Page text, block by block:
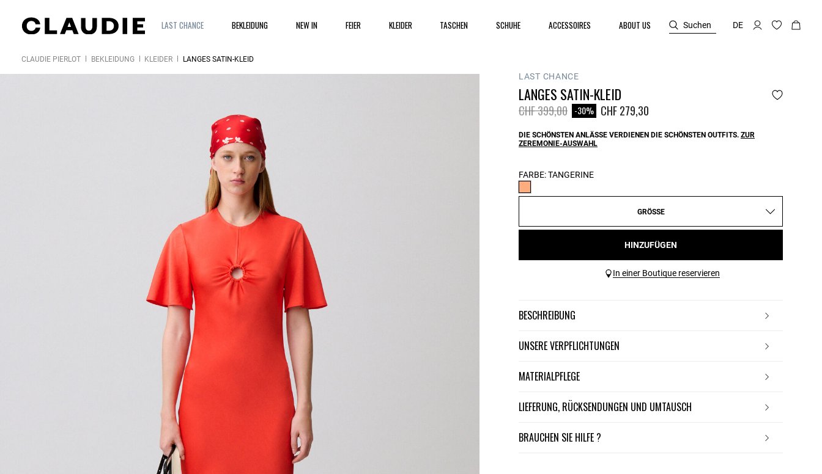
LAST CHANCE BEKLEIDUNG NEW IN FEIER KLEIDER TASCHEN SCHUHE ACCESSOIRES ABOUT US Suchen DE
CLAUDIE PIERLOT BEKLEIDUNG KLEIDER LANGES SATIN-KLEID
LAST CHANCE
LANGES SATIN-KLEID
Price reduced from
CHF 399,00to-30% CHF 279,30
DIE SCHÖNSTEN ANLÄSSE VERDIENEN DIE SCHÖNSTEN OUTFITS. ZUR
ZEREMONIE-AUSWAHL
FARBE:TANGERINE
GRÖSSE
HINZUFÜGEN
In einer Boutique reservieren
BESCHREIBUNG
UNSERE VERPFLICHTUNGEN
MATERIALPFLEGE
LIEFERUNG, RÜCKSENDUNGEN UND UMTAUSCH
BRAUCHEN SIE HILFE ?